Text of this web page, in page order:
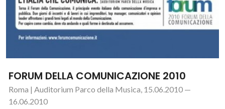
FORUM DELLA COMUNICAZIONE 2010
Roma | Auditorium Parco della Musica, 15.06.2010 —
16.06.2010